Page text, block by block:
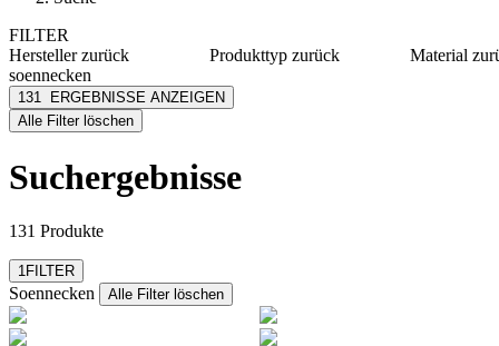
FILTER
Herstellerzurück
soennecken
Soennecken
[e] one
3M
mehr anzeigen
Produkttyp zurück
Material
131
ERGEBNISSE ANZEIGEN
Alle Filter löschen
Suchergebnisse
131 Produkte
1FILTER
Soennecken Alle Filter löschen